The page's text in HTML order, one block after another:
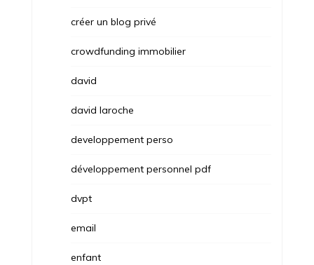
créer un blog privé
crowdfunding immobilier
david
david laroche
developpement perso
développement personnel pdf
dvpt
email
enfant